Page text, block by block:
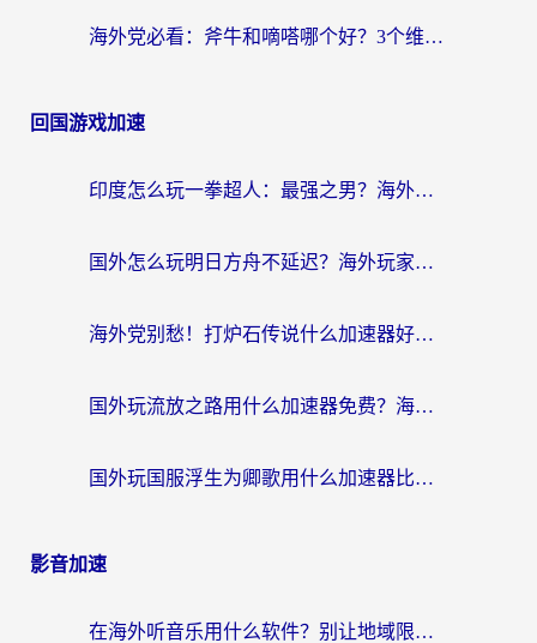
海外党必看：斧牛和嘀嗒哪个好？3个维度教你选对回国加速器
回国游戏加速
印度怎么玩一拳超人：最强之男？海外党国服游戏加速避坑指南
国外怎么玩明日方舟不延迟？海外玩家国服游戏加速终极指南（附DNF梦幻诛仙解决方案）
海外党别愁！打炉石传说什么加速器好用？3个实用技巧解决国服游戏卡顿
国外玩流放之路用什么加速器免费？海外党亲测有效的国服游戏加速指南
国外玩国服浮生为卿歌用什么加速器比较好？海外党亲测不踩坑指南
影音加速
在海外听音乐用什么软件？别让地域限制断了你的华语歌单